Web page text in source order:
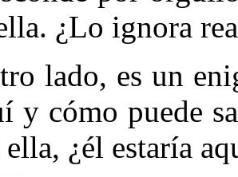
¿Lo ignora
lado, es un
y cómo puede
¿él estaría